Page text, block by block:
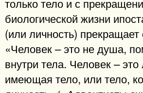
биологической жизни
(или личность)
«Человек – это не душа,
внутри тела. Человек – это
имеющая тело, или тело,